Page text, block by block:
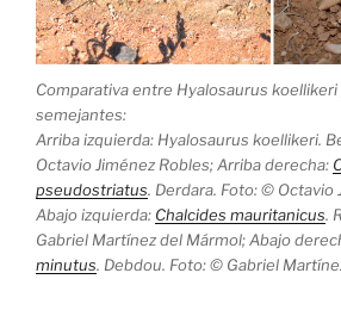
Comparativa entre Hyalosaurus
semejantes:
Arriba izquierda: Hyalosaurus koellikeri.
Octavio Jiménez Robles; Arriba derecha:
pseudostriatus. Derdara. Foto: © Octavio
Abajo izquierda: Chalcides mauritanicus.
Gabriel Martínez del Mármol; Abajo
minutus. Debdou. Foto: © Gabriel